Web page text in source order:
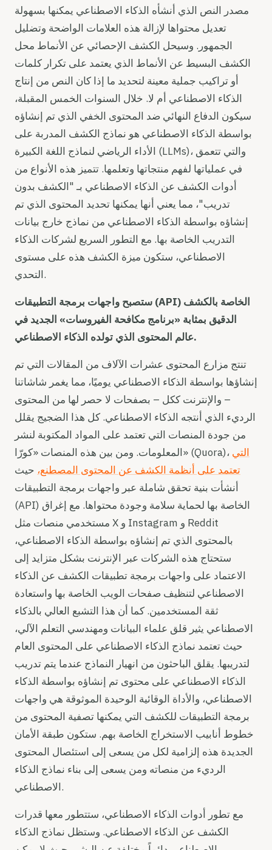
مصدر النص الذي أنشأه الذكاء الاصطناعي يمكنها بسهولة
تعديل محتواها لإزالة هذه العلامات الواضحة وتضليل
الجمهور. وسيحل الكشف الإحصائي عن الأنماط محل
الكشف البسيط عن الأنماط الذي يعتمد على تكرار كلمات
أو تراكيب جملية معينة لتحديد ما إذا كان النص من إنتاج
الذكاء الاصطناعي أم لا. خلال السنوات الخمس المقبلة،
سيكون الدفاع النهائي ضد المحتوى الخفي الذي تم إنشاؤه
بواسطة الذكاء الاصطناعي هو نماذج الكشف المدربة على
الأداء الرياضي لنماذج اللغة الكبيرة (LLMs)، والتي تتعمق
في عملياتها لفهم منتجاتها وتعلمها. تتميز هذه الأنواع من
أدوات الكشف عن الذكاء الاصطناعي بـ "الكشف بدون
تدريب"، مما يعني أنها يمكنها تحديد المحتوى الذي تم
إنشاؤه بواسطة الذكاء الاصطناعي من نماذج خارج بيانات
التدريب الخاصة بها. مع التطور السريع لشركات الذكاء
الاصطناعي، ستكون ميزة الكشف هذه على مستوى
التحدي.
ستصبح واجهات برمجة التطبيقات (API) الخاصة بالكشف
الدقيق بمثابة «برنامج مكافحة الفيروسات» الجديد في
عالم المحتوى الذي تولده الذكاء الاصطناعي.
تنتج مزارع المحتوى عشرات الآلاف من المقالات التي تم
إنشاؤها بواسطة الذكاء الاصطناعي يوميًا، مما يغمر شاشاتنا
– والإنترنت ككل – بصفحات لا حصر لها من المحتوى
الرديء الذي أنتجه الذكاء الاصطناعي. كل هذا الضجيج يقلل
من جودة المنصات التي تعتمد على المواد المكتوبة لنشر
المعلومات. ومن بين هذه المنصات «كورّا» (Quora)، التي
تعتمد على أنظمة الكشف عن المحتوى المصطنع، حيث
أنشأت بنية تحقق شاملة عبر واجهات برمجة التطبيقات
(API) الخاصة بها لحماية سلامة وجودة محتواها. مع إغراق
مستخدمي منصات مثل X و Instagram و Reddit
بالمحتوى الذي تم إنشاؤه بواسطة الذكاء الاصطناعي،
ستحتاج هذه الشركات عبر الإنترنت بشكل متزايد إلى
الاعتماد على واجهات برمجة تطبيقات الكشف عن الذكاء
الاصطناعي لتنظيف صفحات الويب الخاصة بها واستعادة
ثقة المستخدمين. كما أن هذا التشبع العالي بالذكاء
الاصطناعي يثير قلق علماء البيانات ومهندسي التعلم الآلي،
حيث تعتمد نماذج الذكاء الاصطناعي على المحتوى العام
لتدريبها. يقلق الباحثون من انهيار النماذج عندما يتم تدريب
الذكاء الاصطناعي على محتوى تم إنشاؤه بواسطة الذكاء
الاصطناعي، والأداة الوقائية الوحيدة الموثوقة هي واجهات
برمجة التطبيقات للكشف التي يمكنها تصفية المحتوى من
خطوط أنابيب الاستخراج الخاصة بهم. ستكون طبقة الأمان
الجديدة هذه إلزامية لكل من يسعى إلى استئصال المحتوى
الرديء من منصاته ومن يسعى إلى بناء نماذج الذكاء
الاصطناعي.
مع تطور أدوات الذكاء الاصطناعي، ستتطور معها قدرات
الكشف عن الذكاء الاصطناعي. وستظل نماذج الذكاء